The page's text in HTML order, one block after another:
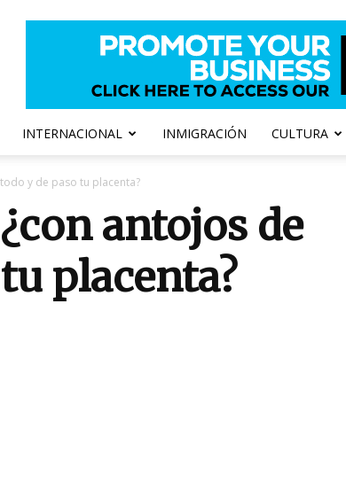
INTERNACIONAL INMIGRACIÓN CULTURA
y de paso tu placenta?
antojos de
placenta?